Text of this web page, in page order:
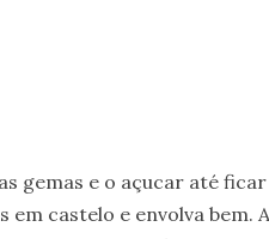
gemas e o açucar até
em castelo e envolva